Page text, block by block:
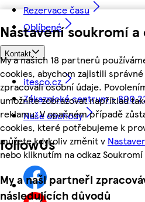
Nastavení soukromí
My a našich 18 partnerů
cookies, abychom zajistili
zpracovali osobní údaje.
umožníte zobrazovat například
reklamu. V opačném případě
cookies, které potřebujeme k
můžete kdykoliv změnit v
nebo kliknutím na odkaz
My a naši partneři
následujících důvodů
Rezervace času
Oblíbené
Kontakt
itesco.cz
Zákaznické centrum - 800
Naše obchody
followUs